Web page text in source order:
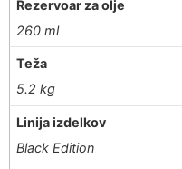
Rezervoar za olje
260 ml
Teža
5.2 kg
Linija izdelkov
Black Edition